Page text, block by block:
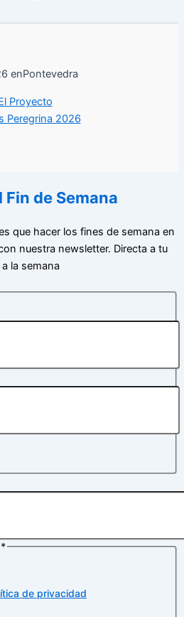
enPontevedra
Proyecto
Peregrina 2026
de Semana
que hacer los fines de semana en
nuestra newsletter. Directa a tu
la semana
*
de privacidad